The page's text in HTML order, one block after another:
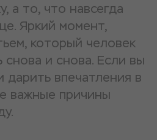
а то, что навсегда
Яркий момент,
который человек
снова и снова. Если вы
впечатления в
важные причины